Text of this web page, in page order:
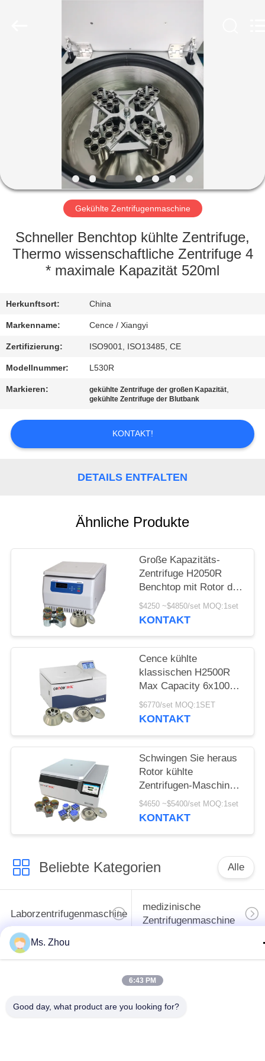
PRODUKTE
UNS
WERKSBESICHTIGUNG
QUALITÄTSKONTROLLE
MIT
UNS
NEUIGKEITEN
RECHTSSACHEN
VR
Gekühlte Zentrifugenmaschine
Schneller Benchtop kühlte Zentrifuge,
Thermo wissenschaftliche Zentrifuge 4
* maximale Kapazität 520ml
Herkunftsort: China
Markenname: Cence / Xiangyi
Zertifizierung: ISO9001, ISO13485, CE
Modellnummer: L530R
Markieren: gekühlte Zentrifuge der großen Kapazität,
gekühlte Zentrifuge der Blutbank
KONTAKT!
DETAILS ENTFALTEN
Ähnliche Produkte
Große Kapazitäts-
Zentrifuge H2050R
Benchtop mit Rotor des
Schwingen-4*750ml
$4250 ~$4850/set MOQ:1set
KONTAKT
Cence kühlte
klassischen H2500R
Max Capacity 6x100ml
Winkel-Rotor der
Zentrifugen-
$6770/set MOQ:1SET
KONTAKT
Schwingen Sie heraus
Rotor kühlte
Zentrifugen-Maschine
CHT210R 4*750ml
$4650 ~$5400/set MOQ:1set
KONTAKT
Beliebte Kategorien Alle
Laborzentrifugenmaschine
medizinische
Zentrifugenmaschine
PRP PRF-Zentrifuge
Bluttrennungszentrifuge Blutbank-Zentrifuge
Ms. Zhou
6:43 PM
Good day, what product are you looking for?